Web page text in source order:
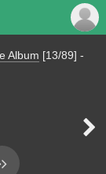
Album [13/89] -
